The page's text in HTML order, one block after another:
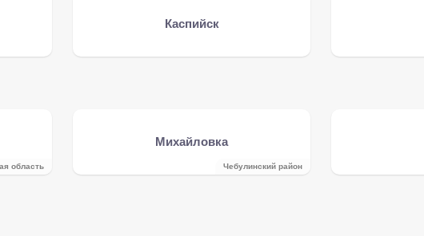
Каспийск
область
Михайловка
Чебулинcкий район